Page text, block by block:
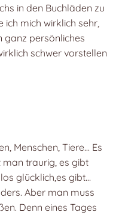
in den Buchläden zu
ich mich wirklich sehr,
ganz persönliches
schwer vorstellen
Menschen, Tiere… Es
traurig, es gibt
glücklich,es gibt…
Aber man muss
Denn eines Tages